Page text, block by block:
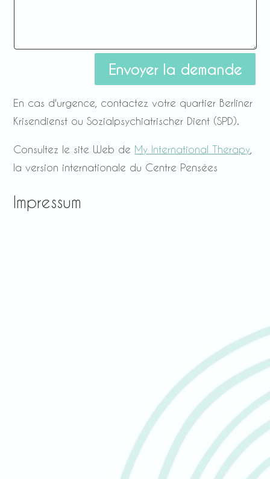
Envoyer la demande
En cas d'urgence, contactez votre quartier Berliner
Krisendienst ou Sozialpsychiatrischer Dient (SPD).
Consultez le site Web de My International Therapy
la version internationale du Centre Pensées
Impressum